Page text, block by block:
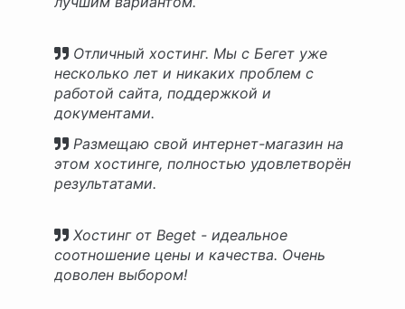
Отличный хостинг. Мы с Бегет уже
несколько лет и никаких проблем с
работой сайта, поддержкой и
документами.
Размещаю свой интернет-магазин на
этом хостинге, полностью удовлетворён
результатами.
Хостинг от Beget - идеальное
соотношение цены и качества. Очень
доволен выбором!